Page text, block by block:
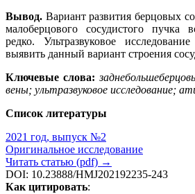
Вывод. Вариант развития берцовых
малоберцового сосудистого пучка
редко. Ультразвуковое
выявить данный вариант строения
Ключевые слова:
вены; ультразвуковое исследование;
Список литературы
2021 год, выпуск №2
Оригинальное исследование
Читать статью (pdf) →
DOI: 10.23888/HMJ202192235-243
Как цитировать: